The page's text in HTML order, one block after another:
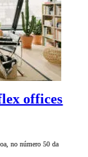
offices
no número 50 da